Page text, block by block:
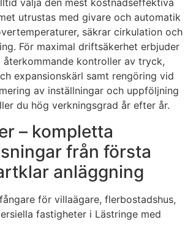
välja den mest kostnadseffektiva
utrustas med givare och automatik
säkrar cirkulation och
För maximal driftsäkerhet erbjuder
kontroller av tryck,
expansionskärl samt rengöring vid
av inställningar och uppföljning
du hög verkningsgrad år efter år.
– kompletta
från första
anläggning
för villaägare, flerbostadshus,
fastigheter i Lästringe med